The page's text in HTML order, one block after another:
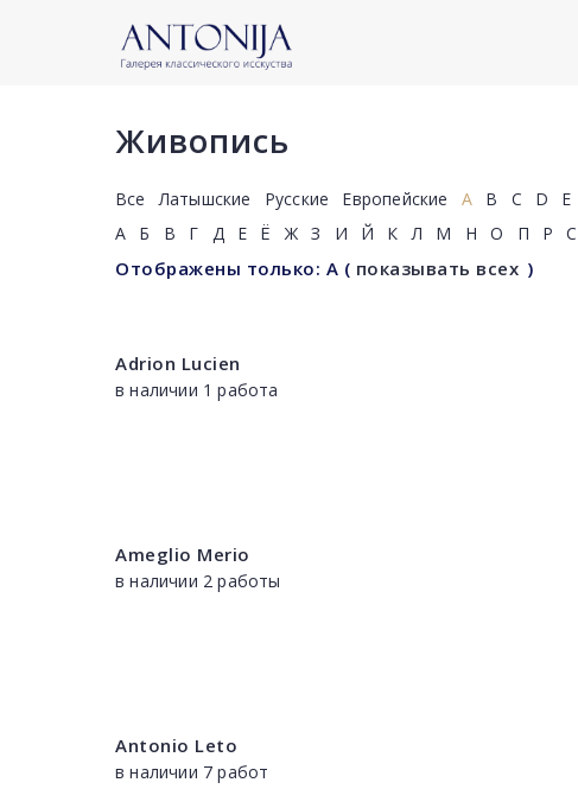
Живопись
Все Латышские Русские Европейские A B C D E
А
Б В Г Д Е Ё Ж З И Й К Л М Н О П Р С
Отображены только: A ( показывать всех )
Adrion Lucien
в наличии 1 работа
Ameglio Merio
в наличии 2 работы
Antonio Leto
в наличии 7 работ